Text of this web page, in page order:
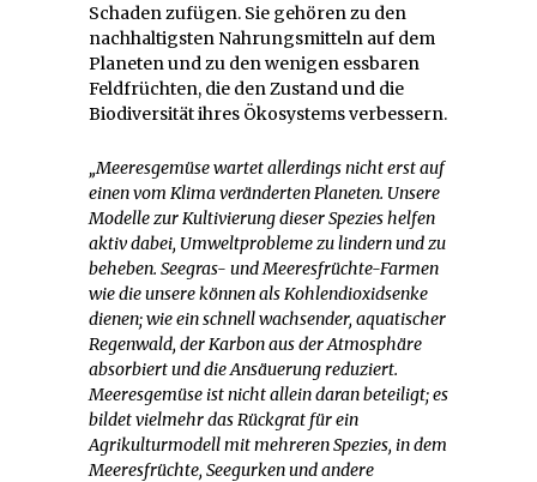
Schaden zufügen. Sie gehören zu den
nachhaltigsten Nahrungsmitteln auf dem
Planeten und zu den wenigen essbaren
Feldfrüchten, die den Zustand und die
Biodiversität ihres Ökosystems verbessern.
„Meeresgemüse wartet allerdings nicht erst auf
einen vom Klima veränderten Planeten. Unsere
Modelle zur Kultivierung dieser Spezies helfen
aktiv dabei, Umweltprobleme zu lindern und zu
beheben. Seegras- und Meeresfrüchte-Farmen
wie die unsere können als Kohlendioxidsenke
dienen; wie ein schnell wachsender, aquatischer
Regenwald, der Karbon aus der Atmosphäre
absorbiert und die Ansäuerung reduziert.
Meeresgemüse ist nicht allein daran beteiligt; es
bildet vielmehr das Rückgrat für ein
Agrikulturmodell mit mehreren Spezies, in dem
Meeresfrüchte, Seegurken und andere